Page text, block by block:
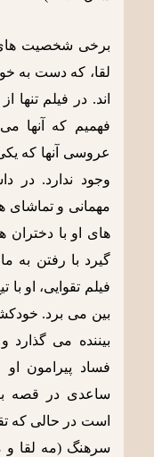
برخی شخصیت های
لقا، که دست به
اند. در فیلم
فهمیم که آنها
عروسی آنها که
وجود ندارد. در
مهمانی و تماشای
های او با
گیرد با رفتن به
فیلم تقوایی، او
بین می برد.
بیننده می
فساد پیرامون
ساعدی در قصه
است در حالی که
سرهنگ (مه لقا و